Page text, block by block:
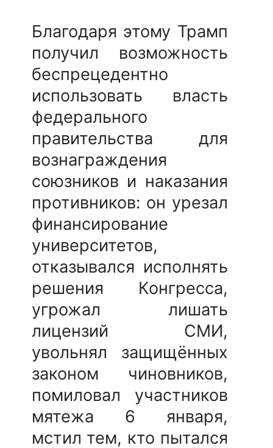
Благодаря этому Трамп
получил возможность
беспрецедентно
использовать власть
федерального
правительства для
вознаграждения
союзников и наказания
противников: он урезал
финансирование
университетов,
отказывался исполнять
решения Конгресса,
угрожал лишать
лицензий СМИ,
увольнял защищённых
законом чиновников,
помиловал участников
мятежа 6 января,
мстил тем, кто пытался